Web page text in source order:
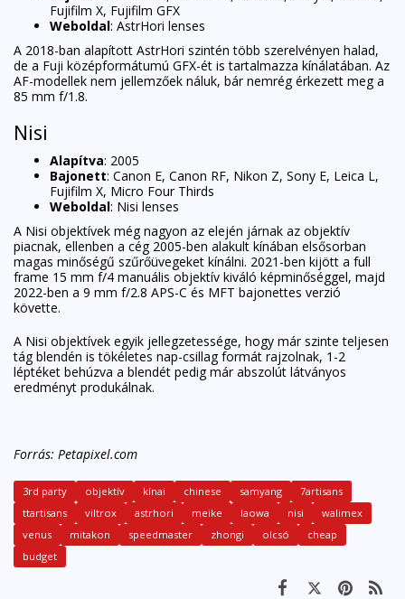
Fujifilm X, Fujifilm GFX
Weboldal: AstrHori lenses
A 2018-ban alapított AstrHori szintén több szerelvényen halad,
de a Fuji középformátumú GFX-ét is tartalmazza kínálatában. Az
AF-modellek nem jellemzőek náluk, bár nemrég érkezett meg a
85 mm f/1.8.
Nisi
Alapítva: 2005
Bajonett: Canon E, Canon RF, Nikon Z, Sony E, Leica L,
Fujifilm X, Micro Four Thirds
Weboldal: Nisi lenses
A Nisi objektívek még nagyon az elején járnak az objektív
piacnak, ellenben a cég 2005-ben alakult kínában elsősorban
magas minőségű szűrőüvegeket kínálni. 2021-ben kijött a full
frame 15 mm f/4 manuális objektív kiváló képminőséggel, majd
2022-ben a 9 mm f/2.8 APS-C és MFT bajonettes verzió
követte.
A Nisi objektívek egyik jellegzetessége, hogy már szinte teljesen
tág blendén is tökéletes nap-csillag formát rajzolnak, 1-2
léptéket behúzva a blendét pedig már abszolút látványos
eredményt produkálnak.
Forrás: Petapixel.com
3rd party objektív kínai chinese samyang
7artisans
ttartisans
viltrox astrhori meike laowa nisi
walimex
venus
mitakon speedmaster zhongi olcsó
cheap
budget